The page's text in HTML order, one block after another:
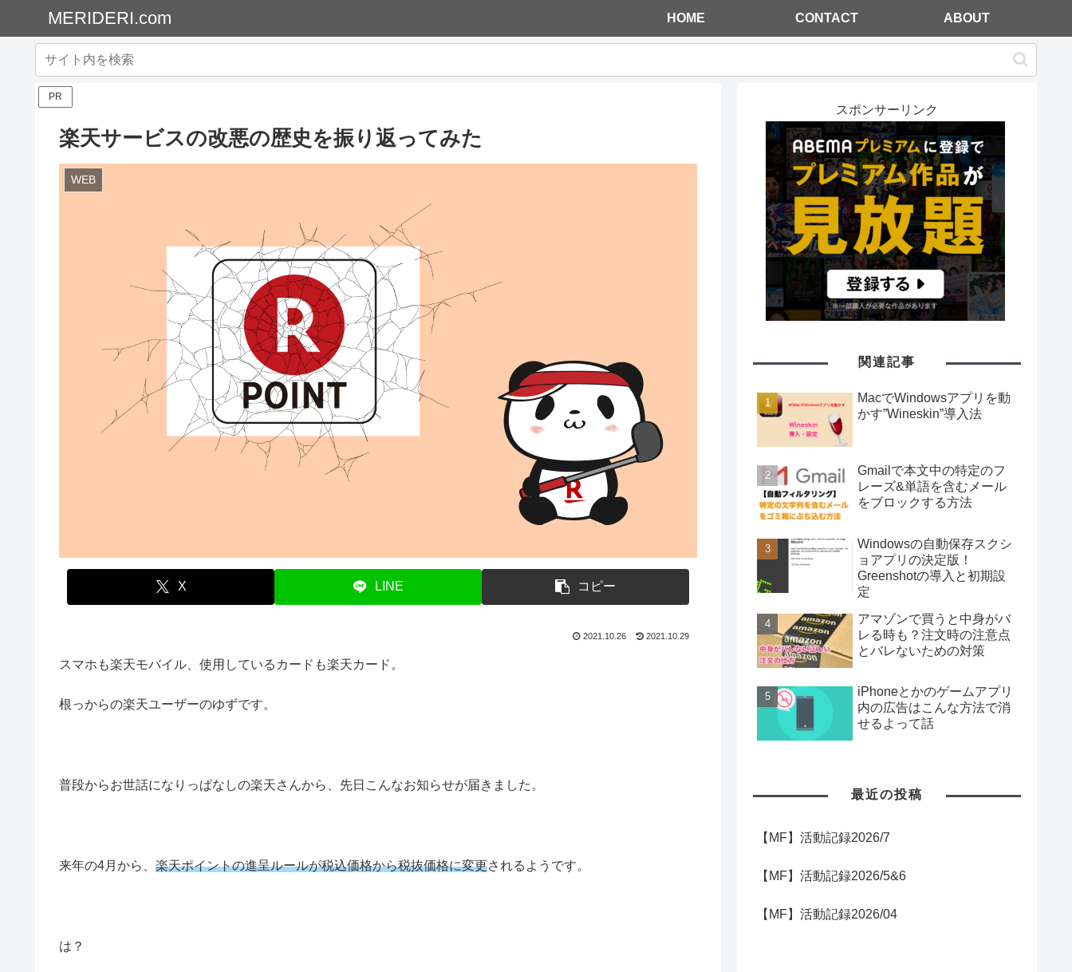
MERIDERI.com HOME CONTACT ABOUT
PR
楽天サービスの改悪の歴史を振り返ってみた
WEB
X LINE コピー
2021.10.26 2021.10.29
スマホも楽天モバイル、使用しているカードも楽天カード。
根っからの楽天ユーザーのゆずです。
普段からお世話になりっぱなしの楽天さんから、先日こんなお知らせが届きました。
来年の4月から、 楽天ポイントの進呈ルールが税込価格から税抜価格に変更されるようです。
は？
スポンサーリンク
関連記事
MacでWindowsアプリを動
かす”Wineskin”導入法
Gmailで本文中の特定のフ
レーズ&単語を含むメール
をブロックする方法
Windowsの自動保存スクシ
ョアプリの決定版！
Greenshotの導入と初期設
定
アマゾンで買うと中身がバ
レる時も？注文時の注意点
とバレないための対策
iPhoneとかのゲームアプリ
内の広告はこんな方法で消
せるよって話
最近の投稿
【MF】活動記録2026/7
【MF】活動記録2026/5&6
【MF】活動記録2026/04